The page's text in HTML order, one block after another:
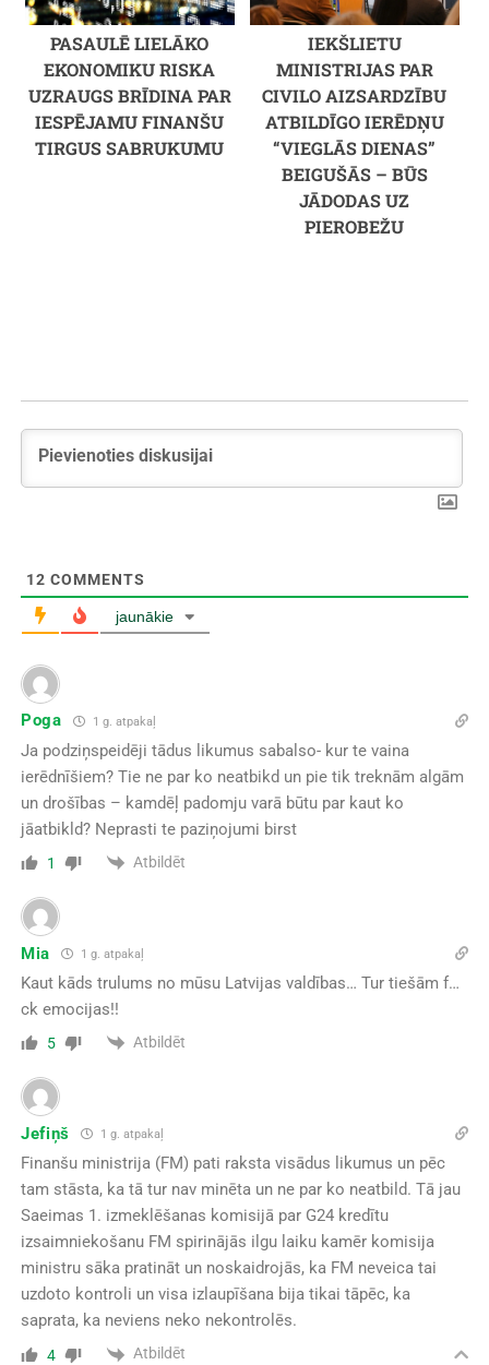
PASAULĒ LIELĀKO
EKONOMIKU RISKA
UZRAUGS BRĪDINA PAR
IESPĒJAMU FINANŠU
TIRGUS SABRUKUMU
IEKŠLIETU
MINISTRIJAS PAR
CIVILO AIZSARDZĪBU
ATBILDĪGO IERĒDŅU
“VIEGLĀS DIENAS”
BEIGUŠĀS – BŪS
JĀDODAS UZ
PIEROBEŽU
12 COMMENTS
jaunākie
Poga 1 g. atpakaļ
Ja podziņspeidēji tādus likumus sabalso- kur te vaina
ierēdnīšiem? Tie ne par ko neatbikd un pie tik treknām algām
un drošības – kamdēļ padomju varā būtu par kaut ko
jāatbikld? Neprasti te paziņojumi birst
1 Atbildēt
Mia 1 g. atpakaļ
Kaut kāds trulums no mūsu Latvijas valdības… Tur tiešām f…
ck emocijas!!
5 Atbildēt
Jefiņš 1 g. atpakaļ
Finanšu ministrija (FM) pati raksta visādus likumus un pēc
tam stāsta, ka tā tur nav minēta un ne par ko neatbild. Tā jau
Saeimas 1. izmeklēšanas komisijā par G24 kredītu
izsaimniekošanu FM spirinājās ilgu laiku kamēr komisija
ministru sāka pratināt un noskaidrojās, ka FM neveica tai
uzdoto kontroli un visa izlaupīšana bija tikai tāpēc, ka
saprata, ka neviens neko nekontrolēs.
4 Atbildēt